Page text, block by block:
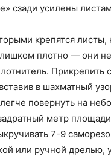
сзади усилены
крепятся листы,
плотно — они
Прикрепить
в шахматный
повернуть на
метр
7-9
или ручной дрелью,